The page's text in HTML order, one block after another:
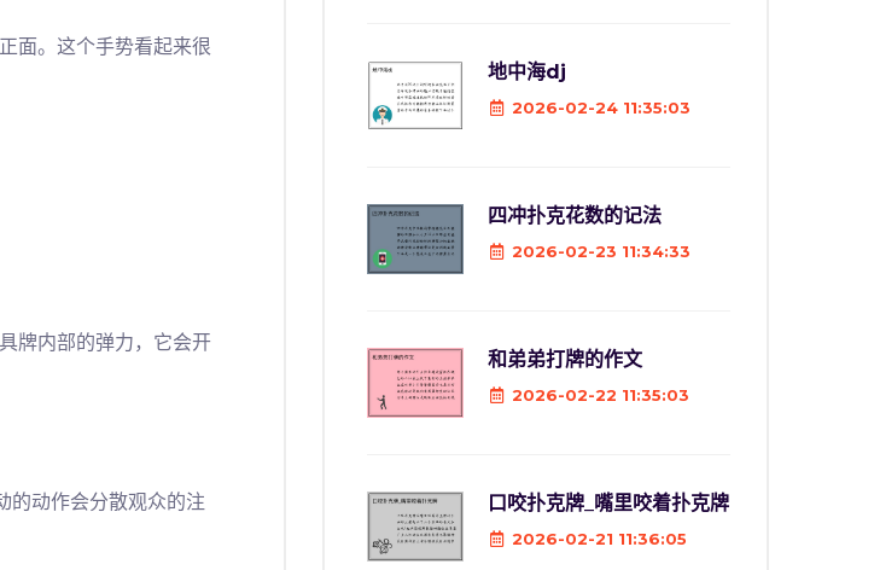
面。这个手势看起来很
牌内部的弹力，它会开
的动作会分散观众的注
地中海dj
2026-02-24 11:35:03
四冲扑克花数的记法
2026-02-23 11:34:33
和弟弟打牌的作文
2026-02-22 11:35:03
口咬扑克牌_嘴里咬着扑克牌
2026-02-21 11:36:05